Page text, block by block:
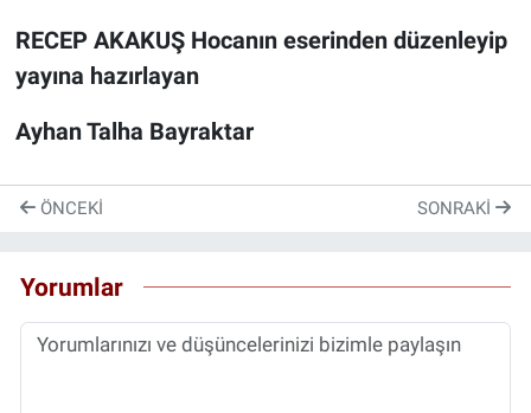
RECEP AKAKUŞ Hocanın eserinden düzenleyip
yayına hazırlayan
Ayhan Talha Bayraktar
ÖNCEKI SONRAKI
Yorumlar